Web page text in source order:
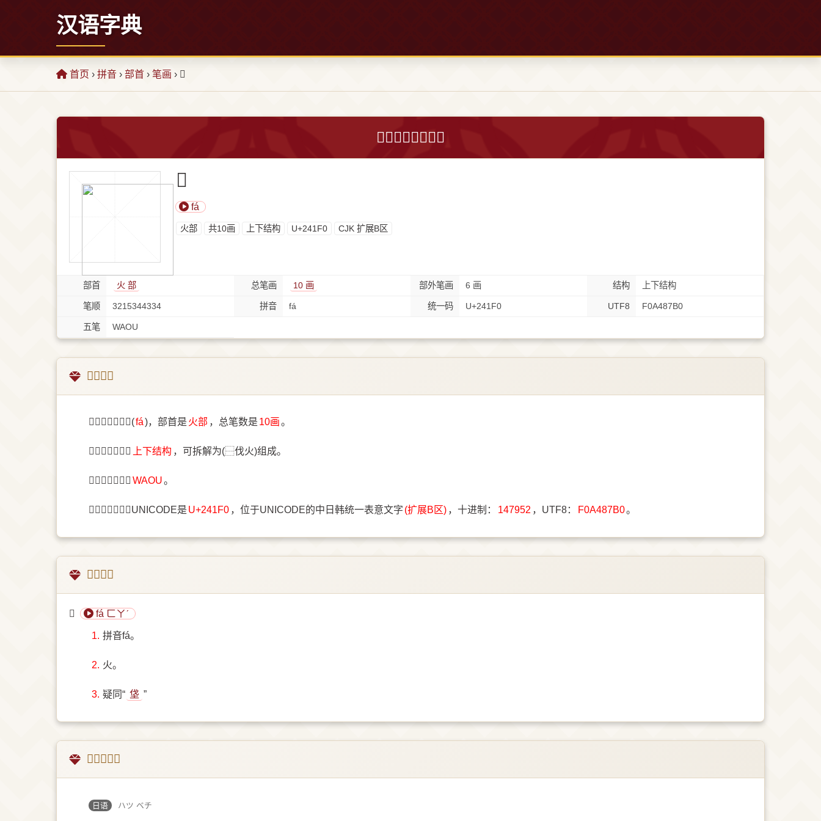
汉语字典
首页 › 拼音 › 部首 › 笔画 › 𤇰
𤇰字的意思和解释
𤇰
fá
⽕部 共10画 上下结构 U+241F0 CJK 扩展B区
部首 ⽕ 部 总笔画 10 画 部外笔画 6 画 结构 上下结构
笔顺 3215344334 拼音 fá 统一码 U+241F0 UTF8 F0A487B0
五笔 WAOU
𤇰字概述
〔𤇰〕字拼音是(fá)，部首是 ⽕部 ，总笔数是 10画。
〔𤇰〕字结构是 上下结构 ，可拆解为(⿱伐火)组成。
〔𤇰〕字五笔是 WAOU。
〔𤇰〕字统一码UNICODE是 U+241F0 ，位于UNICODE的中日韩统一表意文字 (扩展B区) ，十进制： 147952 ，UTF8： F0A487B0。
𤇰的意思
𤇰 fá ㄈㄚˊ
1. 拼音fá。
2. 火。
3. 疑同“ 垡 ”
𤇰字的翻译
日语 ハツ ベチ